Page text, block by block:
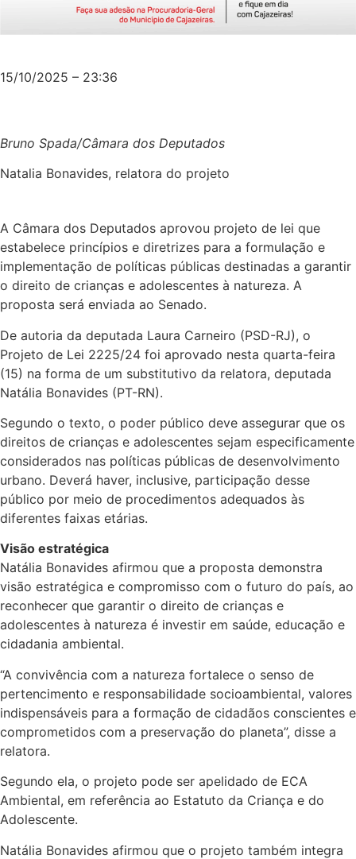
15/10/2025 – 23:36
Bruno Spada/Câmara dos Deputados
Natalia Bonavides, relatora do projeto
A Câmara dos Deputados aprovou projeto de lei que
estabelece princípios e diretrizes para a formulação e
implementação de políticas públicas destinadas a garantir
o direito de crianças e adolescentes à natureza. A
proposta será enviada ao Senado.
De autoria da deputada Laura Carneiro (PSD-RJ), o
Projeto de Lei 2225/24 foi aprovado nesta quarta-feira
(15) na forma de um substitutivo da relatora, deputada
Natália Bonavides (PT-RN).
Segundo o texto, o poder público deve assegurar que os
direitos de crianças e adolescentes sejam especificamente
considerados nas políticas públicas de desenvolvimento
urbano. Deverá haver, inclusive, participação desse
público por meio de procedimentos adequados às
diferentes faixas etárias.
Visão estratégica
Natália Bonavides afirmou que a proposta demonstra
visão estratégica e compromisso com o futuro do país, ao
reconhecer que garantir o direito de crianças e
adolescentes à natureza é investir em saúde, educação e
cidadania ambiental.
“A convivência com a natureza fortalece o senso de
pertencimento e responsabilidade socioambiental, valores
indispensáveis para a formação de cidadãos conscientes e
comprometidos com a preservação do planeta”, disse a
relatora.
Segundo ela, o projeto pode ser apelidado de ECA
Ambiental, em referência ao Estatuto da Criança e do
Adolescente.
Natália Bonavides afirmou que o projeto também integra